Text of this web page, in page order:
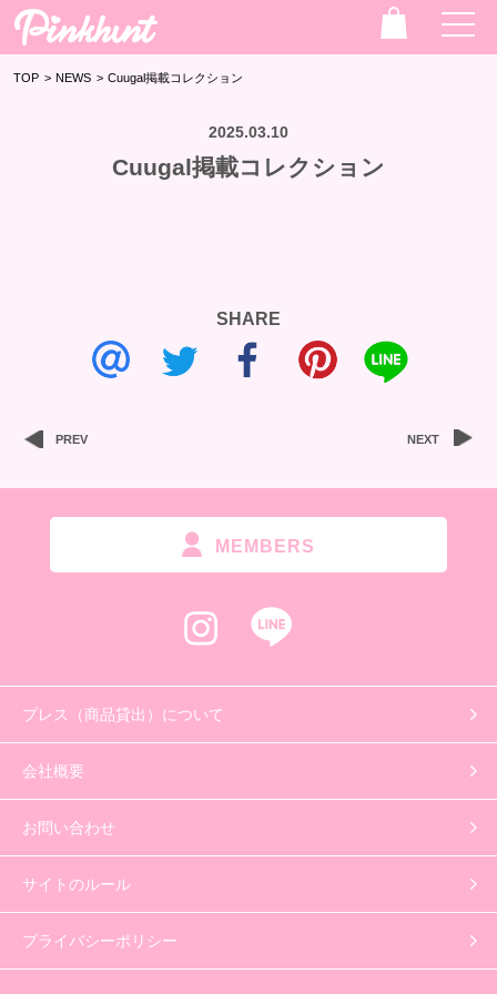
TOP > NEWS > Cuugal掲載コレクション
2025.03.10
Cuugal掲載コレクション
SHARE
PREV NEXT
MEMBERS
プレス（商品貸出）について
会社概要
お問い合わせ
サイトのルール
プライバシーポリシー